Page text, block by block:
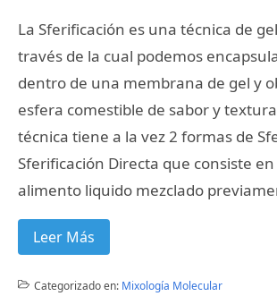
La Sferificación es una técnica de
través de la cual podemos
dentro de una membrana de gel y
esfera comestible de sabor y
técnica tiene a la vez 2 formas de
Sferificación Directa que consiste
alimento liquido mezclado
Leer Más
Categorizado en: Mixología Molecular